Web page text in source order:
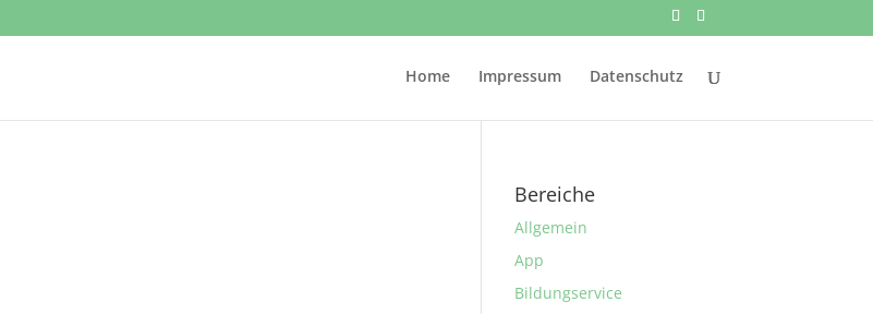
Home Impressum Datenschutz
Bereiche
Allgemein
App
Bildungservice